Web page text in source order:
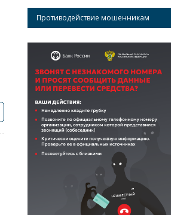
Противодействие мошенникам